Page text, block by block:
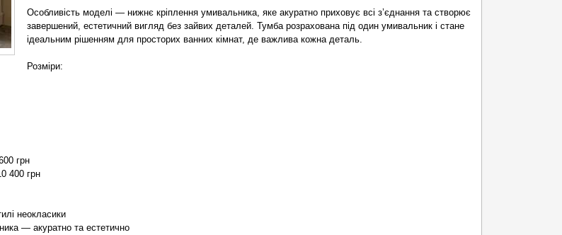
Особливість моделі — нижнє кріплення умивальника, яке акуратно приховує всі з’єднання та створює
завершений, естетичний вигляд без зайвих деталей. Тумба розрахована під один умивальник і стане
ідеальним рішенням для просторих ванних кімнат, де важлива кожна деталь.
Розміри:
грн
400 грн
неокласики
— акуратно та естетично